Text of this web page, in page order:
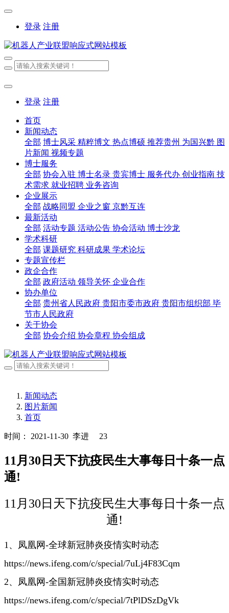
登录 注册
登录 注册
首页
新闻动态
全部 博士风采 精粹博文 热点博硕 推荐贵州 为国兴黔 图
片新闻 视频专题
博士服务
全部 协会入驻 博士名录 贵宾博士 服务代办 创业指南 技
术需求 就业招聘 业务咨询
企业展示
全部 战略同盟 企业之窗 京黔互连
最新活动
全部 活动专题 活动公告 协会活动 博士沙龙
学术科研
全部 课题研究 科研成果 学术论坛
专题宣传栏
政企合作
全部 政府活动 领导关怀 企业合作
协办单位
全部 贵州省人民政府 贵阳市委市政府 贵阳市组织部 毕
节市人民政府
关于协会
全部 协会介绍 协会章程 协会组成
新闻动态
图片新闻
首页
时间： 2021-11-30 李进 23
11月30日天下抗疫民生大事每日十条一点
通!
11月30日天下抗疫民生大事每日十条一点
通!
1、凤凰网-全球新冠肺炎疫情实时动态
https://news.ifeng.com/c/special/7uLj4F83Cqm
2、凤凰网-全国新冠肺炎疫情实时动态
https://news.ifeng.com/c/special/7tPlDSzDgVk